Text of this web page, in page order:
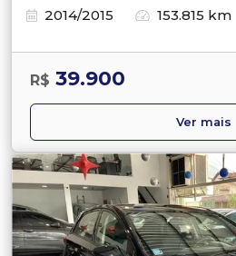
2014/2015
153.815 km
R$ 39.900
Ver mais